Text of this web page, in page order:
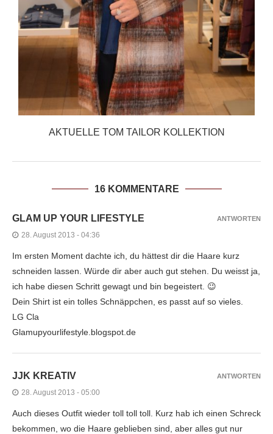
AKTUELLE TOM TAILOR KOLLEKTION
16 KOMMENTARE
GLAM UP YOUR LIFESTYLE
28. August 2013 - 04:36
Im ersten Moment dachte ich, du hättest dir die Haare kurz
schneiden lassen. Würde dir aber auch gut stehen. Du weisst ja,
ich habe diesen Schritt gewagt und bin begeistert. 😉
Dein Shirt ist ein tolles Schnäppchen, es passt auf so vieles.
LG Cla
Glamupyourlifestyle.blogspot.de
ANTWORTEN
JJK KREATIV
28. August 2013 - 05:00
Auch dieses Outfit wieder toll toll toll. Kurz hab ich einen Schreck
bekommen, wo die Haare geblieben sind, aber alles gut nur
ANTWORTEN